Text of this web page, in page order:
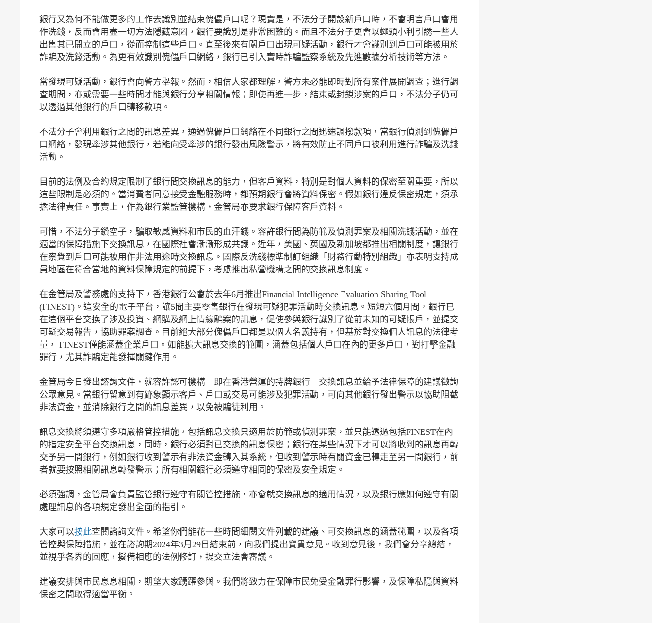
銀行又為何不能做更多的工作去識別並結束傀儡戶口呢？現實是，不法分子開設新戶口時，不會明言戶口會用
作洗錢，反而會用盡一切方法隱藏意圖，銀行要識別是非常困難的。而且不法分子更會以蠅頭小利引誘一些人
出售其已開立的戶口，從而控制這些戶口。直至後來有關戶口出現可疑活動，銀行才會識別到戶口可能被用於
詐騙及洗錢活動。為更有效識別傀儡戶口網絡，銀行已引入實時詐騙監察系統及先進數據分析技術等方法。
當發現可疑活動，銀行會向警方舉報。然而，相信大家都理解，警方未必能即時對所有案件展開調查；進行調
查期間，亦或需要一些時間才能與銀行分享相關情報；即使再進一步，結束或封鎖涉案的戶口，不法分子仍可
以透過其他銀行的戶口轉移款項。
不法分子會利用銀行之間的訊息差異，通過傀儡戶口網絡在不同銀行之間迅速調撥款項，當銀行偵測到傀儡戶
口網絡，發現牽涉其他銀行，若能向受牽涉的銀行發出風險警示，將有效防止不同戶口被利用進行詐騙及洗錢
活動。
目前的法例及合約規定限制了銀行間交換訊息的能力，但客戶資料，特別是對個人資料的保密至關重要，所以
這些限制是必須的。當消費者同意接受金融服務時，都預期銀行會將資料保密。假如銀行違反保密規定，須承
擔法律責任。事實上，作為銀行業監管機構，金管局亦要求銀行保障客戶資料。
可惜，不法分子鑽空子，騙取敏感資料和市民的血汗錢。容許銀行間為防範及偵測罪案及相關洗錢活動，並在
適當的保障措施下交換訊息，在國際社會漸漸形成共識。近年，美國、英國及新加坡都推出相關制度，讓銀行
在察覺到戶口可能被用作非法用途時交換訊息。國際反洗錢標準制訂組織「財務行動特別組織」亦表明支持成
員地區在符合當地的資料保障規定的前提下，考慮推出私營機構之間的交換訊息制度。
在金管局及警務處的支持下，香港銀行公會於去年6月推出Financial Intelligence Evaluation Sharing Tool
(FINEST)。這安全的電子平台，讓5間主要零售銀行在發現可疑犯罪活動時交換訊息。短短六個月間，銀行已
在這個平台交換了涉及投資、網購及網上情緣騙案的訊息，促使參與銀行識別了從前未知的可疑帳戶，並提交
可疑交易報告，協助罪案調查。目前絕大部分傀儡戶口都是以個人名義持有，但基於對交換個人訊息的法律考
量， FINEST僅能涵蓋企業戶口。如能擴大訊息交換的範圍，涵蓋包括個人戶口在內的更多戶口，對打擊金融
罪行，尤其詐騙定能發揮關鍵作用。
金管局今日發出諮詢文件，就容許認可機構—即在香港營運的持牌銀行—交換訊息並給予法律保障的建議徵詢
公眾意見。當銀行留意到有跡象顯示客戶、戶口或交易可能涉及犯罪活動，可向其他銀行發出警示以協助阻截
非法資金，並消除銀行之間的訊息差異，以免被騙徒利用。
訊息交換將須遵守多項嚴格管控措施，包括訊息交換只適用於防範或偵測罪案，並只能透過包括FINEST在內
的指定安全平台交換訊息，同時，銀行必須對已交換的訊息保密；銀行在某些情況下才可以將收到的訊息再轉
交予另一間銀行，例如銀行收到警示有非法資金轉入其系統，但收到警示時有關資金已轉走至另一間銀行，前
者就要按照相關訊息轉發警示；所有相關銀行必須遵守相同的保密及安全規定。
必須強調，金管局會負責監管銀行遵守有關管控措施，亦會就交換訊息的適用情況，以及銀行應如何遵守有關
處理訊息的各項規定發出全面的指引。
大家可以按此查閱諮詢文件。希望你們能花一些時間細閱文件列載的建議、可交換訊息的涵蓋範圍，以及各項
管控與保障措施，並在諮詢期2024年3月29日結束前，向我們提出寶貴意見。收到意見後，我們會分享總結，
並視乎各界的回應，擬備相應的法例修訂，提交立法會審議。
建議安排與市民息息相關，期望大家踴躍參與。我們將致力在保障市民免受金融罪行影響，及保障私隱與資料
保密之間取得適當平衡。